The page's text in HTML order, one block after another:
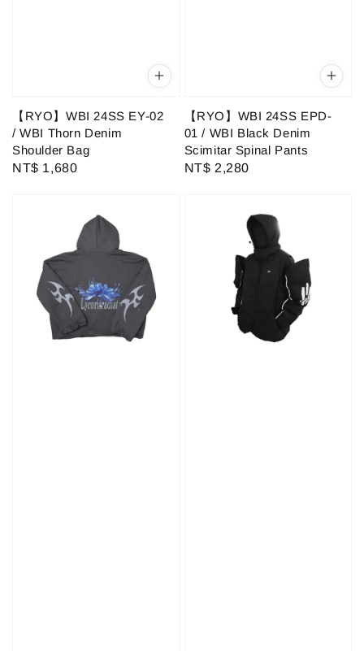
【RYO】WBI 24SS EY-02
/ WBI Thorn Denim
Shoulder Bag
Regular
NT$ 1,680
【RYO】WBI 24SS EPD-
01 / WBI Black Denim
Scimitar Spinal Pants
Regular
NT$ 2,280